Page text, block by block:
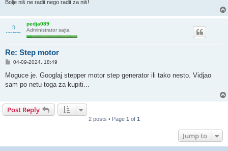
Bolje niš ne radit nego radit za niš!
pedja089
Administrator sajta
Re: Step motor
P
s
04-09-2024, 18:49
Moguce je. Googlaj stepper motor step generator ili tako nesto. Vidjao
sam po netu toga za kupiti...
Post Reply
2 posts • Page 1 of 1
Jump to